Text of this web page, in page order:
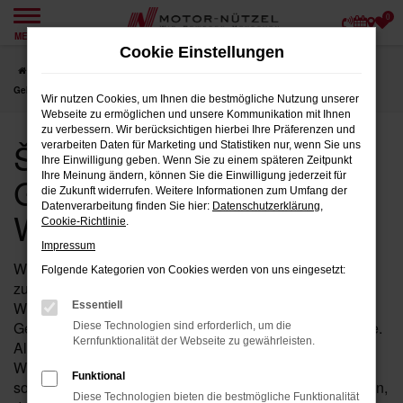
Zum
springen
MENÜ
0
Gebrauchtwagen für Weiden
Škoda Kamiq
Gebrauchtwagen für
Weiden
Wenn Sie in der Nähe von Weiden nach einem
zuverlässigen Fahrzeug suchen, das Ihnen Qualität und
Wertigkeit bietet, dann ist ein Kamiq von Škoda als
Gebrauchtwagen bei Motor-Nützel die ideale Wahl für Sie.
Als Ihr erfahrenes Škoda Autohaus in der Nähe von
Weiden seit über 90 Jahren, bieten wir Ihnen eine
sorgfältig ausgewählte Palette an Kamiq Gebrauchtwagen,
Cookie Einstellungen
Wir nutzen Cookies, um Ihnen die bestmögliche Nutzung unserer
Webseite zu ermöglichen und unsere Kommunikation mit Ihnen
zu verbessern. Wir berücksichtigen hierbei Ihre Präferenzen und
verarbeiten Daten für Marketing und Statistiken nur, wenn Sie uns
Ihre Einwilligung geben. Wenn Sie zu einem späteren Zeitpunkt
Ihre Meinung ändern, können Sie die Einwilligung jederzeit für
die Zukunft widerrufen. Weitere Informationen zum Umfang der
Datenverarbeitung finden Sie hier: Datenschutzerklärung,
Cookie-Richtlinie.
Impressum
Folgende Kategorien von Cookies werden von uns eingesetzt:
Essentiell
Diese Technologien sind erforderlich, um die
Kernfunktionalität der Webseite zu gewährleisten.
Funktional
Diese Technologien bieten die bestmögliche Funktionalität